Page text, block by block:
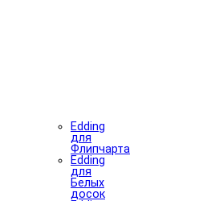
Edding
для
Флипчарта
Edding
для
Белых
досок